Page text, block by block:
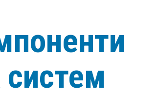
систем